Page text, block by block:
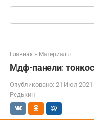
Поиск:
Главная » Материалы
Мдф-панели:
Опубликовано: 21 Июл 2021
Редькин